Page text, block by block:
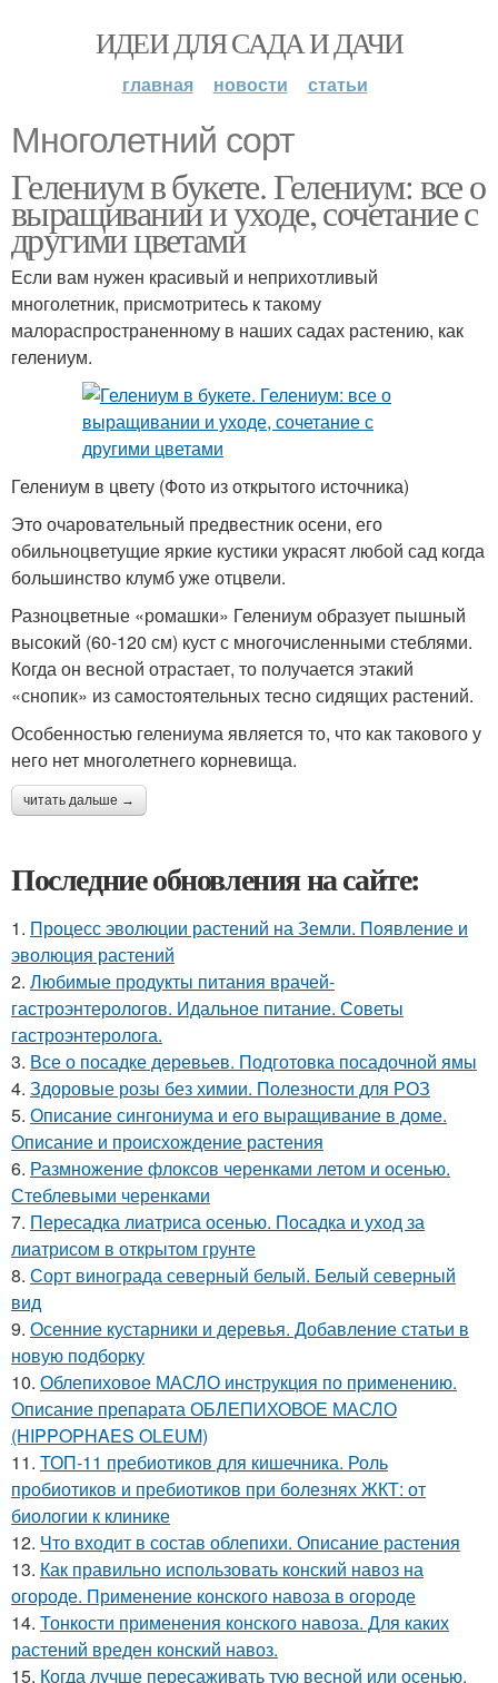
ИДЕИ ДЛЯ САДА И ДАЧИ
главная новости статьи
Многолетний сорт
Гелениум в букете. Гелениум: все о
выращивании и уходе, сочетание с
другими цветами
Если вам нужен красивый и неприхотливый
многолетник, присмотритесь к такому
малораспространенному в наших садах растению, как
гелениум.
Гелениум в цвету (Фото из открытого источника)
Это очаровательный предвестник осени, его
обильноцветущие яркие кустики украсят любой сад когда
большинство клумб уже отцвели.
Разноцветные «ромашки» Гелениум образует пышный
высокий (60-120 см) куст с многочисленными стеблями.
Когда он весной отрастает, то получается этакий
«снопик» из самостоятельных тесно сидящих растений.
Особенностью гелениума является то, что как такового у
него нет многолетнего корневища.
читать дальше →
Последние обновления на сайте:
1. Процесс эволюции растений на Земли. Появление и
эволюция растений
2. Любимые продукты питания врачей-
гастроэнтерологов. Идальное питание. Советы
гастроэнтеролога.
3. Все о посадке деревьев. Подготовка посадочной ямы
4. Здоровые розы без химии. Полезности для РОЗ
5. Описание сингониума и его выращивание в доме.
Описание и происхождение растения
6. Размножение флоксов черенками летом и осенью.
Стеблевыми черенками
7. Пересадка лиатриса осенью. Посадка и уход за
лиатрисом в открытом грунте
8. Сорт винограда северный белый. Белый северный
вид
9. Осенние кустарники и деревья. Добавление статьи в
новую подборку
10. Облепиховое МАСЛО инструкция по применению.
Описание препарата ОБЛЕПИХОВОЕ МАСЛО
(HIPPOPHAES OLEUM)
11. ТОП-11 пребиотиков для кишечника. Роль
пробиотиков и пребиотиков при болезнях ЖКТ: от
биологии к клинике
12. Что входит в состав облепихи. Описание растения
13. Как правильно использовать конский навоз на
огороде. Применение конского навоза в огороде
14. Тонкости применения конского навоза. Для каких
растений вреден конский навоз.
15. Когда лучше пересаживать тую весной или осенью.